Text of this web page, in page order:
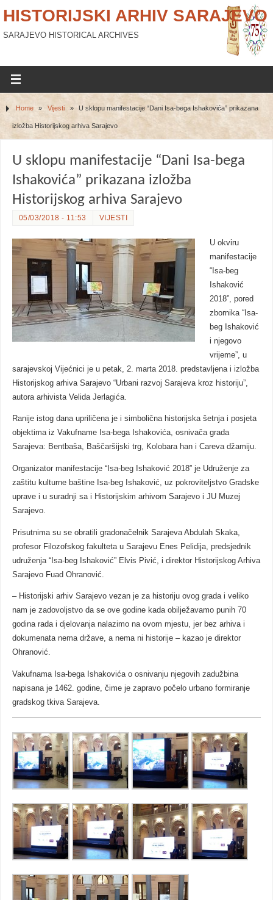
HISTORIJSKI ARHIV SARAJEVO
SARAJEVO HISTORICAL ARCHIVES
Home » Vijesti » U sklopu manifestacije “Dani Isa-bega Ishakovića” prikazana
izložba Historijskog arhiva Sarajevo
U sklopu manifestacije “Dani Isa-bega
Ishakovića” prikazana izložba
Historijskog arhiva Sarajevo
05/03/2018 - 11:53 VIJESTI
U okviru
manifestacije
“Isa-beg
Ishaković
2018”, pored
zbornika “Isa-
beg Ishaković
i njegovo
vrijeme”, u
sarajevskoj Vijećnici je u petak, 2. marta 2018. predstavljena i izložba
Historijskog arhiva Sarajevo “Urbani razvoj Sarajeva kroz historiju”,
autora arhivista Velida Jerlagića.
Ranije istog dana upriličena je i simbolična historijska šetnja i posjeta
objektima iz Vakufname Isa-bega Ishakovića, osnivača grada
Sarajeva: Bentbaša, Baščaršijski trg, Kolobara han i Careva džamiju.
Organizator manifestacije “Isa-beg Ishaković 2018” je Udruženje za
zaštitu kulturne baštine Isa-beg Ishaković, uz pokroviteljstvo Gradske
uprave i u suradnji sa i Historijskim arhivom Sarajevo i JU Muzej
Sarajevo.
Prisutnima su se obratili gradonačelnik Sarajeva Abdulah Skaka,
profesor Filozofskog fakulteta u Sarajevu Enes Pelidija, predsjednik
udruženja “Isa-beg Ishaković” Elvis Pivić, i direktor Historijskog Arhiva
Sarajevo Fuad Ohranović.
– Historijski arhiv Sarajevo vezan je za historiju ovog grada i veliko
nam je zadovoljstvo da se ove godine kada obilježavamo punih 70
godina rada i djelovanja nalazimo na ovom mjestu, jer bez arhiva i
dokumenata nema države, a nema ni historije – kazao je direktor
Ohranović.
Vakufnama Isa-bega Ishakovića o osnivanju njegovih zadužbina
napisana je 1462. godine, čime je zapravo počelo urbano formiranje
gradskog tkiva Sarajeva.